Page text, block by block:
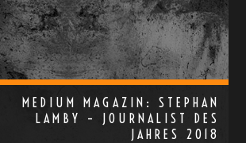
MEDIUM MAGAZIN: STEPHAN
LAMBY – JOURNALIST DES
JAHRES 2018